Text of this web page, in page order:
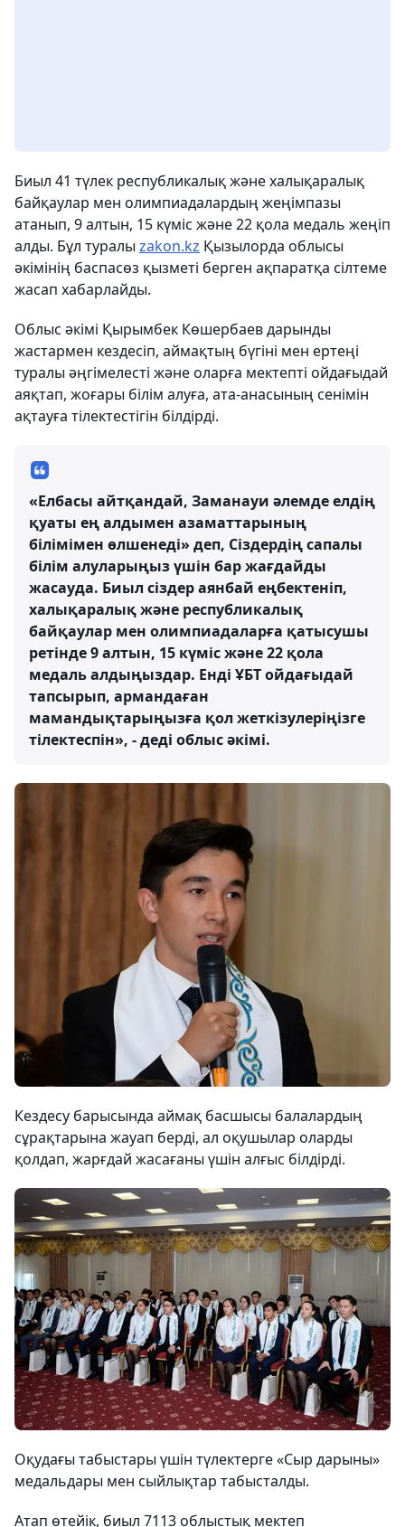
Биыл 41 түлек республикалық және халықаралық
байқаулар мен олимпиадалардың жеңімпазы
атанып, 9 алтын, 15 күміс және 22 қола медаль жеңіп
алды. Бұл туралы zakon.kz Қызылорда облысы
әкімінің баспасөз қызметі берген ақпаратқа сілтеме
жасап хабарлайды.
Облыс әкімі Қырымбек Көшербаев дарынды
жастармен кездесіп, аймақтың бүгіні мен ертеңі
туралы әңгімелесті және оларға мектепті ойдағыдай
аяқтап, жоғары білім алуға, ата-анасының сенімін
ақтауға тілектестігін білдірді.
«Елбасы айтқандай, Заманауи әлемде елдің
қуаты ең алдымен азаматтарының
білімімен өлшенеді» деп, Сіздердің сапалы
білім алуларыңыз үшін бар жағдайды
жасауда. Биыл сіздер аянбай еңбектеніп,
халықаралық және республикалық
байқаулар мен олимпиадаларға қатысушы
ретінде 9 алтын, 15 күміс және 22 қола
медаль алдыңыздар. Енді ҰБТ ойдағыдай
тапсырып, армандаған
мамандықтарыңызға қол жеткізулеріңізге
тілектеспін», - деді облыс әкімі.
Кездесу барысында аймақ басшысы балалардың
сұрақтарына жауап берді, ал оқушылар оларды
қолдап, жарғдай жасағаны үшін алғыс білдірді.
Оқудағы табыстары үшін түлектерге «Сыр дарыны»
медальдары мен сыйлықтар табысталды.
Атап өтейік, биыл 7113 облыстық мектеп